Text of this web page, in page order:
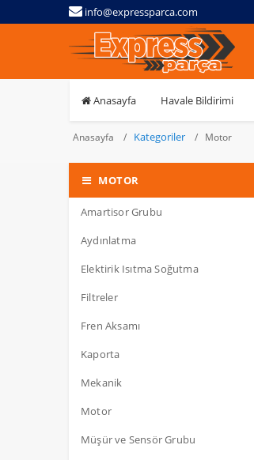
info@expressparca.com
Anasayfa Havale Bildirimi
Anasayfa Kategoriler Motor
MOTOR
Amartisor Grubu
Aydınlatma
Elektirik Isıtma Soğutma
Filtreler
Fren Aksamı
Kaporta
Mekanik
Motor
Müşür ve Sensör Grubu